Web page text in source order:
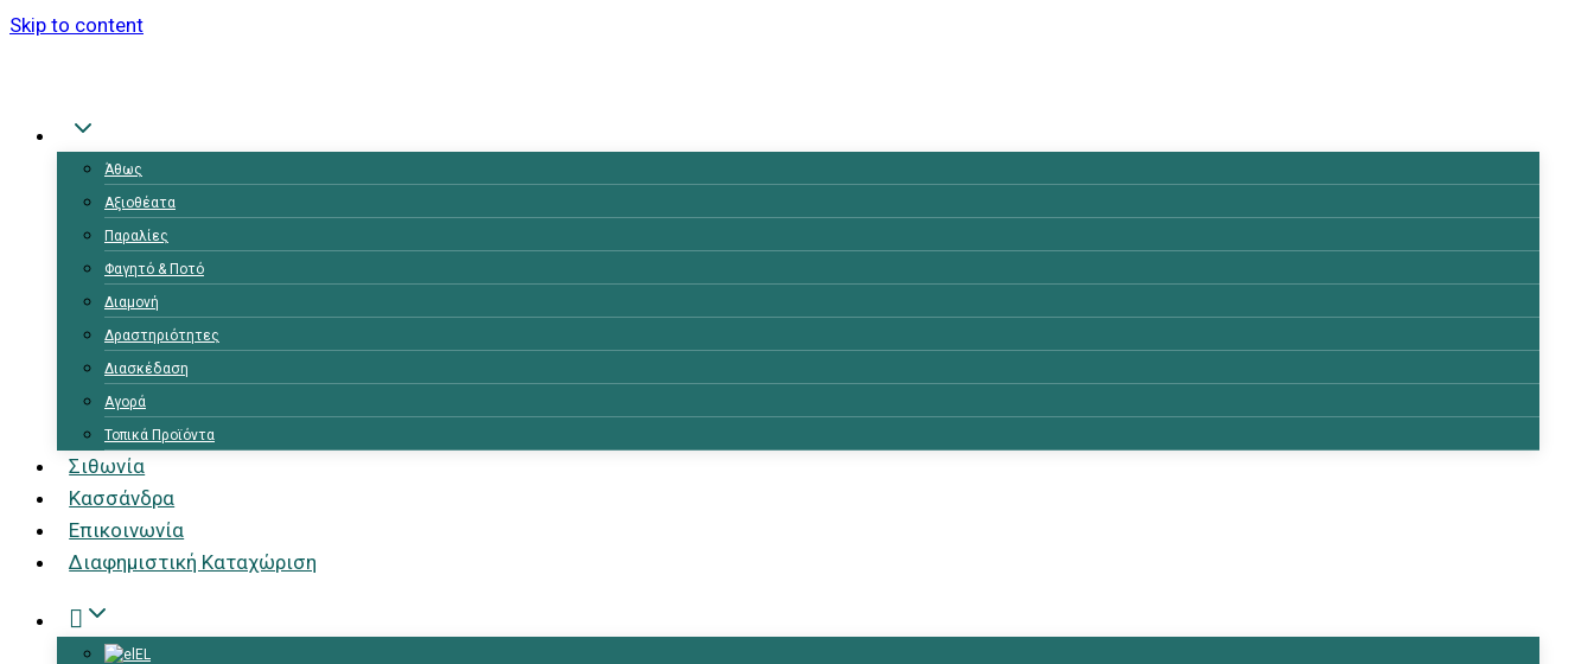
Skip to content
Αρχική
Άθως
Αξιοθέατα
Παραλίες
Φαγητό & Ποτό
Διαμονή
Δραστηριότητες
Διασκέδαση
Αγορά
Τοπικά Προϊόντα
Σιθωνία
Κασσάνδρα
Επικοινωνία
Διαφημιστική Καταχώριση
Μετάφραση
EL